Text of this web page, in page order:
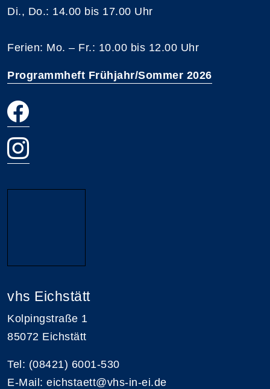
Di., Do.: 14.00 bis 17.00 Uhr
Ferien: Mo. – Fr.: 10.00 bis 12.00 Uhr
Programmheft Frühjahr/Sommer 2026
vhs Eichstätt
Kolpingstraße 1
85072 Eichstätt
Tel: (08421) 6001-530
E-Mail: eichstaett@vhs-in-ei.de